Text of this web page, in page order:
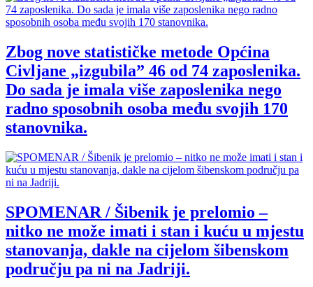
Zbog nove statističke metode Općina
Civljane „izgubila” 46 od 74 zaposlenika.
Do sada je imala više zaposlenika nego
radno sposobnih osoba među svojih 170
stanovnika.
SPOMENAR / Šibenik je prelomio –
nitko ne može imati i stan i kuću u mjestu
stanovanja, dakle na cijelom šibenskom
području pa ni na Jadriji.